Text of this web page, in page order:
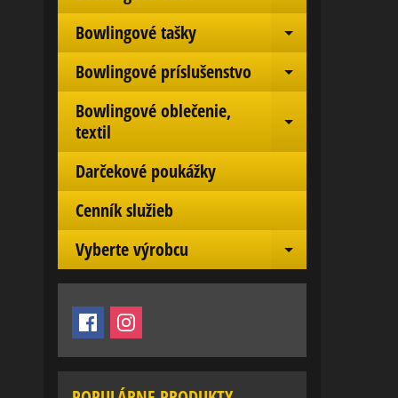
Bowlingové tašky Expand
Bowlingové príslušenstvo Expand
Bowlingové oblečenie,
textil
Expand child
Darčekové poukážky
Cenník služieb
Vyberte výrobcu
Expand